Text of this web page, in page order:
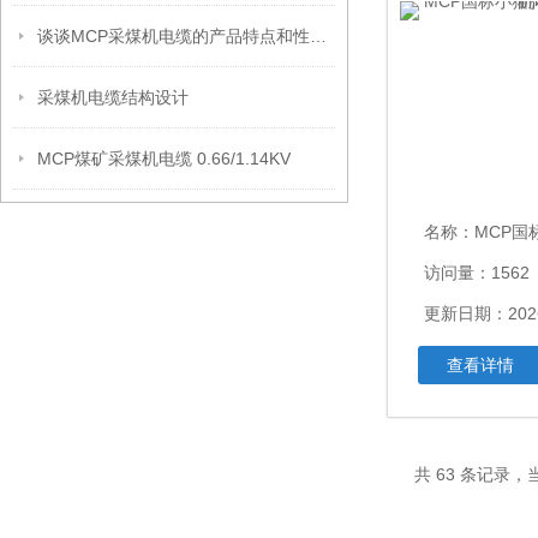
采煤机电缆结构设计
MCP煤矿采煤机电缆 0.66/1.14KV
名称： MCP国标小猫
访问量：1562
更新日期：
查看详情
共 63 条记录